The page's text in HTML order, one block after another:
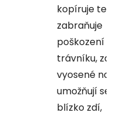
kopíruje
zabraňuje
poškození
trávníku,
vyosené
umožňují
blízko zdí,